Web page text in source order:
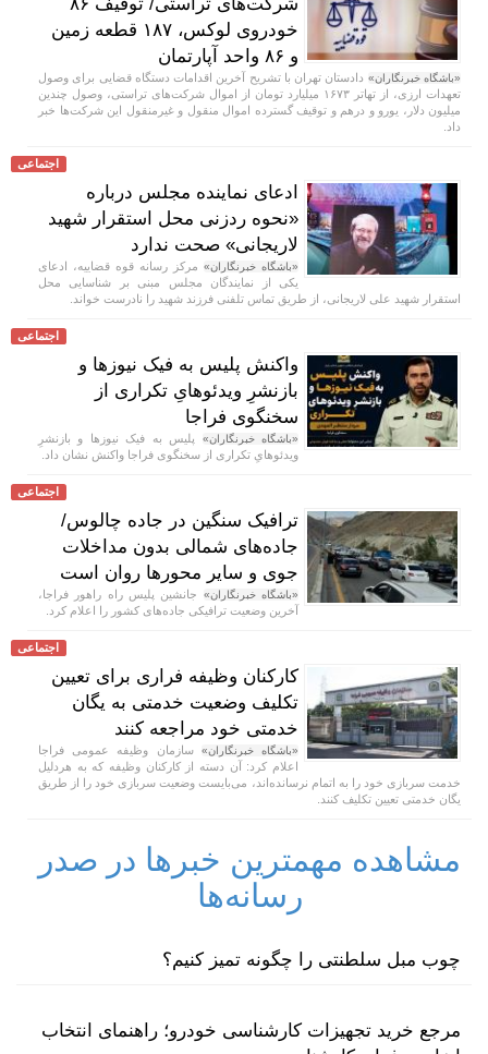
خودروی لوکس، ۱۸۷ قطعه زمین
و ۸۶ واحد آپارتمان
«باشگاه خبرنگاران» دادستان تهران با تشریح آخرین اقدامات دستگاه قضایی برای وصول
تعهدات ارزی، از تهاتر ۱۶۷۳ میلیارد تومان از اموال شرکت‌های تراستی، وصول چندین
میلیون دلار، یورو و درهم و توقیف گسترده اموال منقول و غیرمنقول این شرکت‌ها خبر
داد.
اجتماعی
ادعای نماینده مجلس درباره
«نحوه ردزنی محل استقرار شهید
لاریجانی» صحت ندارد
«باشگاه خبرنگاران» مرکز رسانه قوه قضاییه، ادعای
یکی از نمایندگان مجلس مبنی بر شناسایی محل
استقرار شهید علی لاریجانی، از طریق تماس تلفنی فرزند شهید را نادرست خواند.
اجتماعی
واکنش پلیس به فیک نیوز‌ها و
بازنشرِ ویدئوهایِ تکراری از
سخنگوی فراجا
«باشگاه خبرنگاران» پلیس به فیک نیوزها و بازنشرِ
ویدئوهایِ تکراری از سخنگوی فراجا واکنش نشان داد.
اجتماعی
ترافیک سنگین در جاده چالوس/
جاده‌های شمالی بدون مداخلات
جوی و سایر محور‌ها روان است
«باشگاه خبرنگاران» جانشین پلیس راه راهور فراجا،
آخرین وضعیت ترافیکی جاده‌های کشور را اعلام کرد.
اجتماعی
کارکنان وظیفه فراری برای تعیین
تکلیف وضعیت خدمتی به یگان
خدمتی خود مراجعه کنند
«باشگاه خبرنگاران» سازمان وظیفه عمومی فراجا
اعلام کرد: آن دسته از کارکنان وظیفه که به هردلیل
خدمت سربازی خود را به اتمام نرسانده‌اند، می‌بایست وضعیت سربازی خود را از طریق
یگان خدمتی تعیین تکلیف کنند.
مشاهده مهمترین خبرها در صدر
رسانه‌ها
چوب مبل سلطنتی را چگونه تمیز کنیم؟
مرجع خرید تجهیزات کارشناسی خودرو؛ راهنمای انتخاب